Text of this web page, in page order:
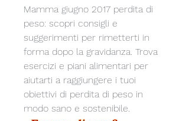
Mamma giugno 2017 perdita di
peso: scopri consigli e
suggerimenti per rimetterti in
forma dopo la gravidanza. Trova
esercizi e piani alimentari per
aiutarti a raggiungere i tuoi
obiettivi di perdita di peso in
modo sano e sostenibile.